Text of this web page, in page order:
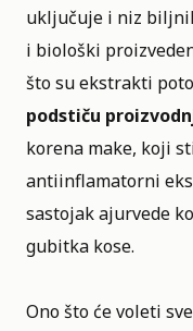
uključuje i niz
i biološki
što su ekstrakti
podstiču
korena make, koji
antiinflamatorni
sastojak ajurvede
gubitka kose.
Ono što će voleti